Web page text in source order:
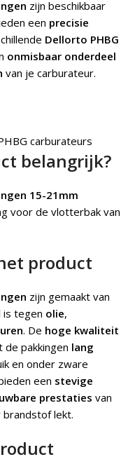
zijn beschikbaar
een precisie
Dellorto PHBG
onmisbaar onderdeel
van je carburateur.
carburateurs
belangrijk?
15-21mm
voor de vlotterbak van
product
zijn gemaakt van
is tegen olie,
. De hoge kwaliteit
pakkingen lang
en onder zware
een stevige
prestaties van
lekt.